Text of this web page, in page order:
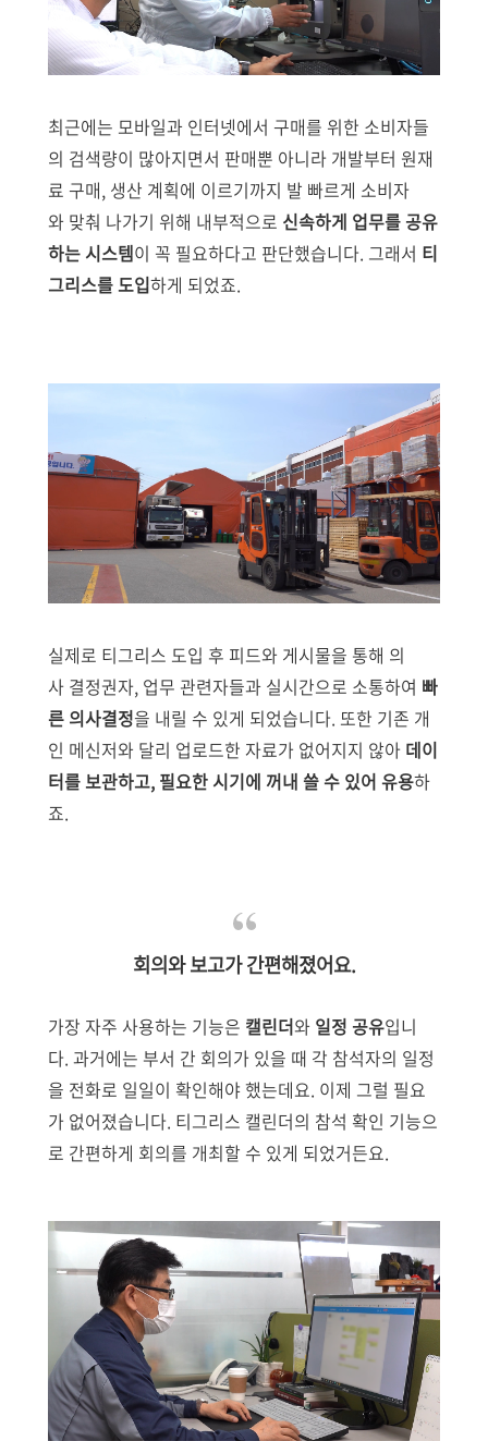
최근에는 모바일과 인터넷에서 구매를 위한 소비자들
의 검색량이 많아지면서 판매뿐 아니라 개발부터 원재
료 구매, 생산 계획에 이르기까지 발 빠르게 소비자
와 맞춰 나가기 위해 내부적으로 신속하게 업무를 공유
하는 시스템이 꼭 필요하다고 판단했습니다. 그래서 티
그리스를 도입하게 되었죠.
실제로 티그리스 도입 후 피드와 게시물을 통해 의
사 결정권자, 업무 관련자들과 실시간으로 소통하여 빠
른 의사결정을 내릴 수 있게 되었습니다. 또한 기존 개
인 메신저와 달리 업로드한 자료가 없어지지 않아 데이
터를 보관하고, 필요한 시기에 꺼내 쓸 수 있어 유용하
죠.
회의와 보고가 간편해졌어요.
가장 자주 사용하는 기능은 캘린더와 일정 공유입니
다. 과거에는 부서 간 회의가 있을 때 각 참석자의 일정
을 전화로 일일이 확인해야 했는데요. 이제 그럴 필요
가 없어졌습니다. 티그리스 캘린더의 참석 확인 기능으
로 간편하게 회의를 개최할 수 있게 되었거든요.